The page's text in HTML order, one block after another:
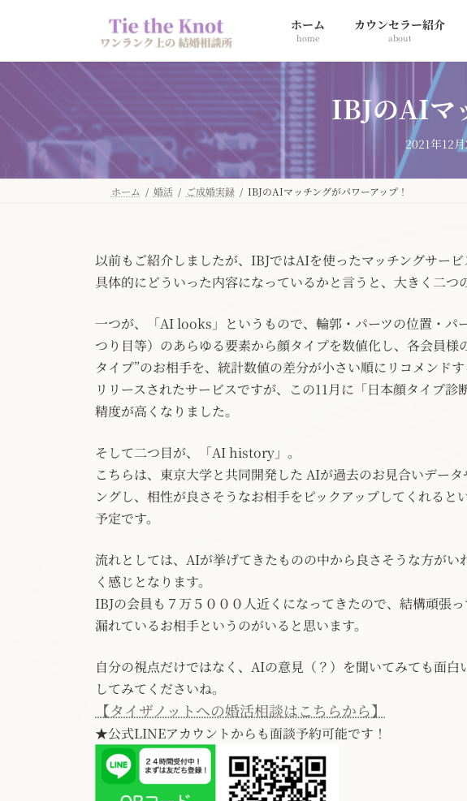
ン
プ
ー
動
ホーム
home
カウンセラー紹介
about
IBJのAIマ
2021年12
ホーム 婚活 ご成婚実録 IBJのAIマッチングがパワーアップ！
以前もご紹介しましたが、IBJではAIを使ったマッチングサービ
具体的にどういった内容になっているかと言うと、大きく二つ
一つが、「AI looks」というもので、輪郭・パーツの位置・パ
つり目等）のあらゆる要素から顔タイプを数値化し、各会員様
タイプ”のお相手を、統計数値の差分が小さい順にリコメンド
リリースされたサービスですが、この11月に「日本顔タイプ診
精度が高くなりました。
そして二つ目が、「AI history」。
こちらは、東京大学と共同開発した AIが過去のお見合いデー
ングし、相性が良さそうなお相手をピックアップしてくれると
予定です。
流れとしては、AIが挙げてきたものの中から良さそうな方が
く感じとなります。
IBJの会員も７万５０００人近くになってきたので、結構頑張
漏れているお相手というのがいると思います。
自分の視点だけではなく、AIの意見（？）を聞いてみても面
してみてくださいね。
【タイザノットへの婚活相談はこちらから】
★公式LINEアカウントからも面談予約可能です！